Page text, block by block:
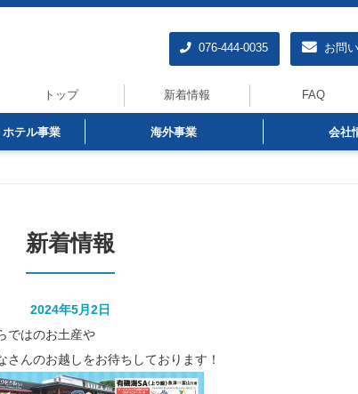
076-444-0035 お問
トップ 新着情報 FAQ
テル事業 海外事業 会社
新着情報
2024年5月2日
ではのお土産や
んのお越しをお待ちしております！